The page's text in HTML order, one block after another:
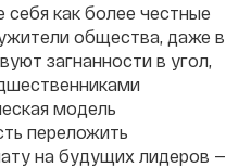
как более честные
общества, даже в
загнанности в угол,
модель
переложить
на будущих лидеров —